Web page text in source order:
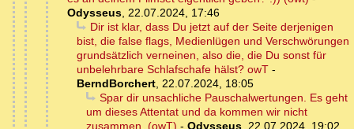
Odysseus, 22.07.2024, 17:46
Dir ist klar, dass Du jetzt auf der Seite derjenigen
bist, die false flags, Medienlügen und Verschwörungen
grundsätzlich verneinen, also die, die Du sonst für
unbelehrbare Schlafschafe hälst? owT -
BerndBorchert, 22.07.2024, 18:05
Spar dir unsachliche Pauschalwertungen. Es geht
um dieses Attentat und da kommen wir nicht
zusammen. (owT) - Odysseus, 22.07.2024, 19:02